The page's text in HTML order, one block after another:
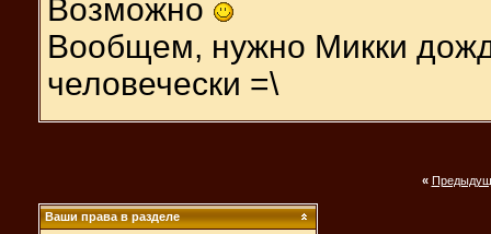
Возможно
Вообщем, нужно Микки
человечески =\
«
Ваши права в разделе